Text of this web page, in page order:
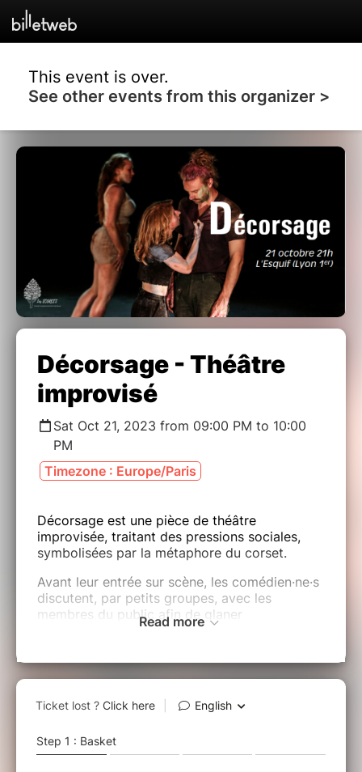
This event is over.
See other events from this organizer >
Décorsage - Théâtre
improvisé
Sat Oct 21, 2023 from 09:00 PM to 10:00
PM
Timezone : Europe/Paris
Décorsage est une pièce de théâtre
improvisée, traitant des pressions sociales,
symbolisées par la métaphore du corset.
Avant leur entrée sur scène, les comédien·ne·s
discutent, par petits groupes, avec les
membres du public afin de glaner
des expériences vécues de pressions sociales.
pression qui sera incarnée par son personnage
tout au long du spectacle.
Les carcans recueillis seront à leurs tours
Le personnage va t-il conscientiser son corset
Read more